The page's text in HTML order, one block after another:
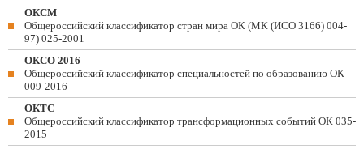
ОКСМ
Общероссийский классификатор стран мира ОК (МК (ИСО 3166) 004-
97) 025-2001
ОКСО 2016
Общероссийский классификатор специальностей по образованию ОК
009-2016
ОКТС
Общероссийский классификатор трансформационных событий ОК 035-
2015